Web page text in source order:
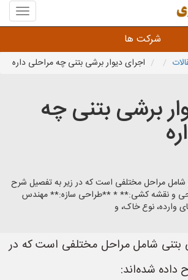
منوی
سایت
سازی
شرکت ها
خدمات عمرانی و شهری
سایر خدمات عمرانی
اجرای دیوار برشی بتنی چه مراحلی داره
برشی بتنی چه
شامل مراحل مختلفی است که در زیر به تفصیل شرح
**1. طراحی و نقشه کشی:** * **طراحی سازه:** مهندس
وارده، نوع خاک، و
بتنی شامل مراحل مختلفی است که در
داده شده‌اند: